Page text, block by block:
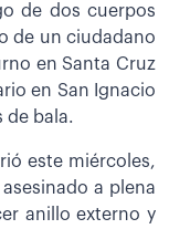
de dos cuerpos
de un ciudadano
en Santa Cruz
en San Ignacio
de bala.
este miércoles,
a plena
anillo externo y